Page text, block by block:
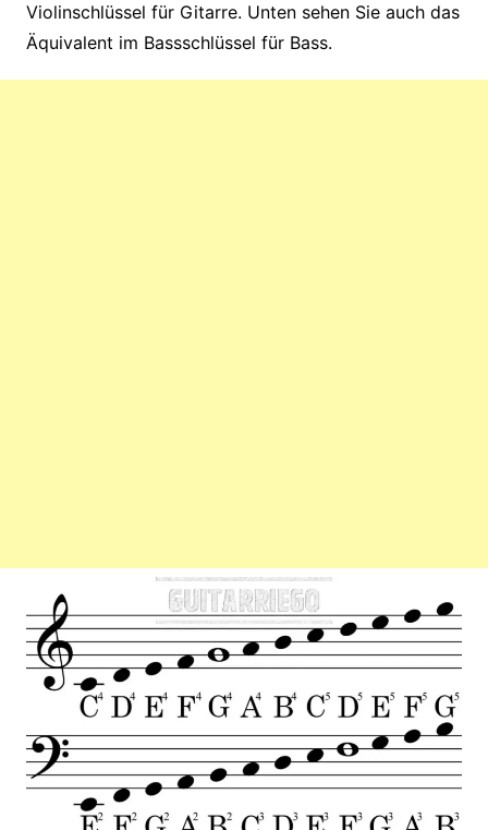
Violinschlüssel für Gitarre. Unten sehen Sie auch das
Äquivalent im Bassschlüssel für Bass.